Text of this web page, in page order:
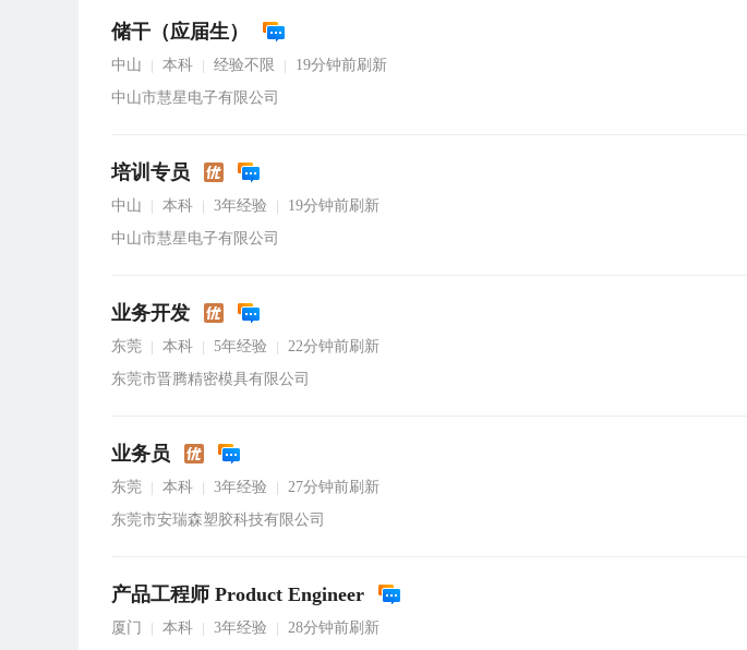
储干（应届生）
中山 本科 经验不限
19分钟前刷新
中山市慧星电子有限公司
培训专员
中山 本科 3年经验
19分钟前刷新
中山市慧星电子有限公司
业务开发
东莞 本科 5年经验
22分钟前刷新
东莞市晋腾精密模具有限公司
业务员
东莞 本科 3年经验
27分钟前刷新
东莞市安瑞森塑胶科技有限公司
产品工程师 Product Engineer
厦门 本科 3年经验
28分钟前刷新